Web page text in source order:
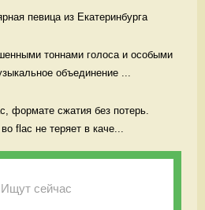
певица из Екатеринбурга
тоннами голоса и особыми
объединение ...
формате сжатия без потерь.
flac не теряет в каче...
Ищут сейчас